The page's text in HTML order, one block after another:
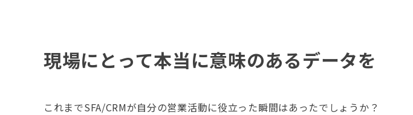
現場にとって本当に意味のあるデータを
これまでSFA/CRMが自分の営業活動に役立った瞬間はあったでしょうか？